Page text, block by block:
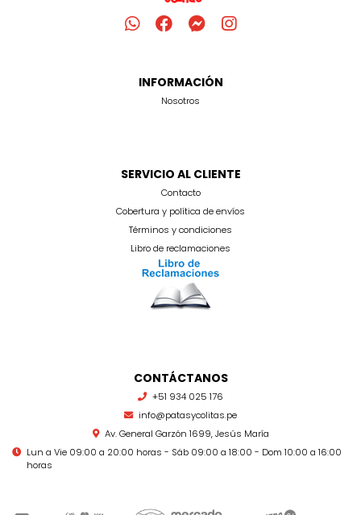
INFORMACIÓN
Nosotros
SERVICIO AL CLIENTE
Contacto
Cobertura y política de envíos
Términos y condiciones
Libro de reclamaciones
CONTÁCTANOS
+51 934 025 176
info@patasycolitas.pe
Av. General Garzón 1699, Jesús María
Lun a Vie 09:00 a 20:00 horas - Sáb 09:00 a 18:00 - Dom 10:00 a 16:00
horas